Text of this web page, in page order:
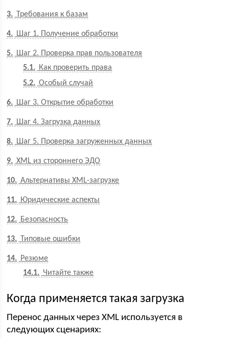
3 Требования к базам
4 Шаг 1. Получение обработки
5
Шаг 2. Проверка прав пользователя
5.1
Как проверить права
5.2
Особый случай
6 Шаг 3. Открытие обработки
7 Шаг 4. Загрузка данных
8 Шаг 5. Проверка загруженных данных
9 XML из стороннего ЭДО
10 Альтернативы XML-загрузке
11 Юридические аспекты
12 Безопасность
13 Типовые ошибки
14
Резюме
14.1
Читайте также
Когда применяется такая загрузка
Перенос данных через XML используется в
следующих сценариях: